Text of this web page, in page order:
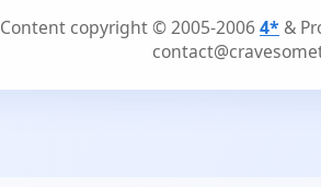
Content copyright © 2005-20064* &